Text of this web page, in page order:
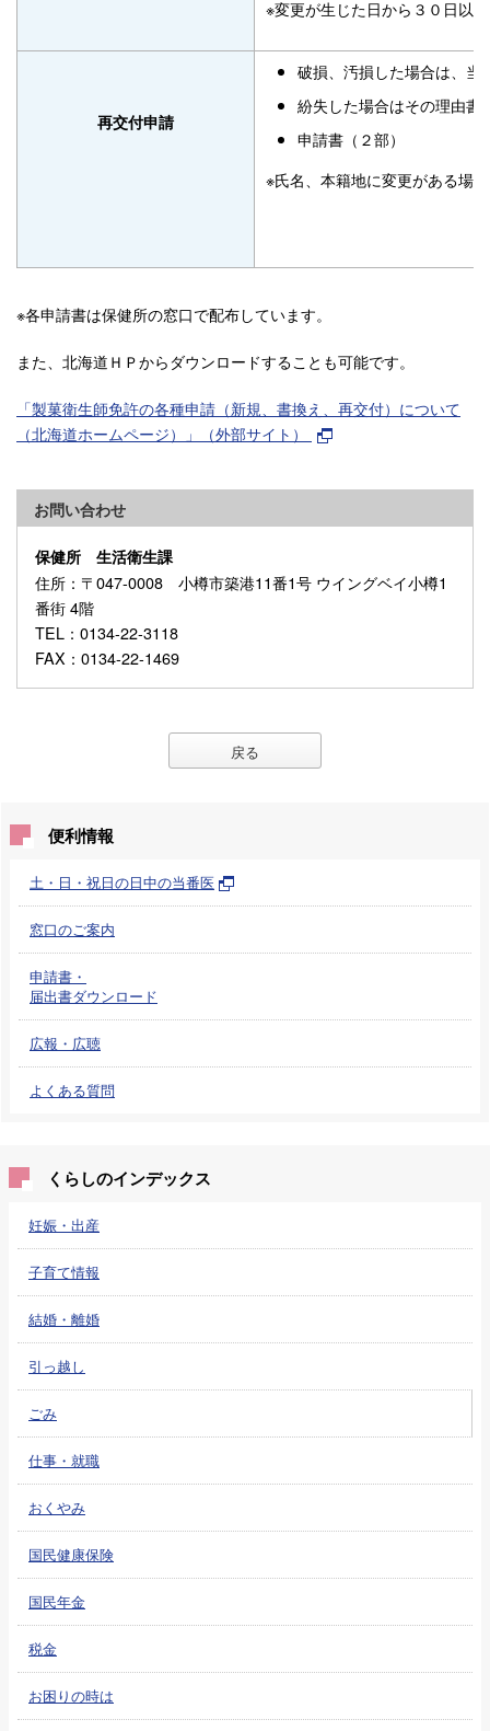
※変更が生じた日から３０日以
再交付申請
破損、汚損した場合は、当
紛失した場合はその理由書
申請書（２部）
※氏名、本籍地に変更がある場
※各申請書は保健所の窓口で配布しています。
また、北海道ＨＰからダウンロードすることも可能です。
「製菓衛生師免許の各種申請（新規、書換え、再交付）について
（北海道ホームページ）」（外部サイト）
お問い合わせ
保健所 生活衛生課
住所 ：〒047-0008 小樽市築港11番1号 ウイングベイ小樽1
番街 4階
TEL ：0134-22-3118
FAX ：0134-22-1469
戻る
便利情報
土・日・祝日の日中の当番医
窓口のご案内
申請書・
届出書ダウンロード
広報・広聴
よくある質問
くらしのインデックス
妊娠・出産
子育て情報
結婚・離婚
引っ越し
ごみ
仕事・就職
おくやみ
国民健康保険
国民年金
税金
お困りの時は